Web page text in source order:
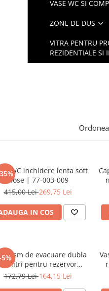
VASE WC SI
ZONE DE DUS
VITRA PENTRU
REZIDENTIALE SI
WC inchidere lenta soft
close | 77-003-009
415,00 Lei269,75 Lei
IN COS
de evacuare dubla
6 litri pentru rezervor
VitrA, compatibil cu
172,79 Lei164,15 Lei